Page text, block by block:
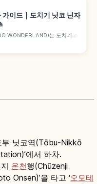
가이드｜도치기 닛코 닌자
WONDERLAND)는 도치기현
테마 컬처럴 파크로, 상인의 마
바마치·닌자의 마을 거리 풍경을
부 닛코역(Tōbu-Nikkō
에서 하차.
온천행(Chūzenji
Onsen)’을 타고 ‘오모테